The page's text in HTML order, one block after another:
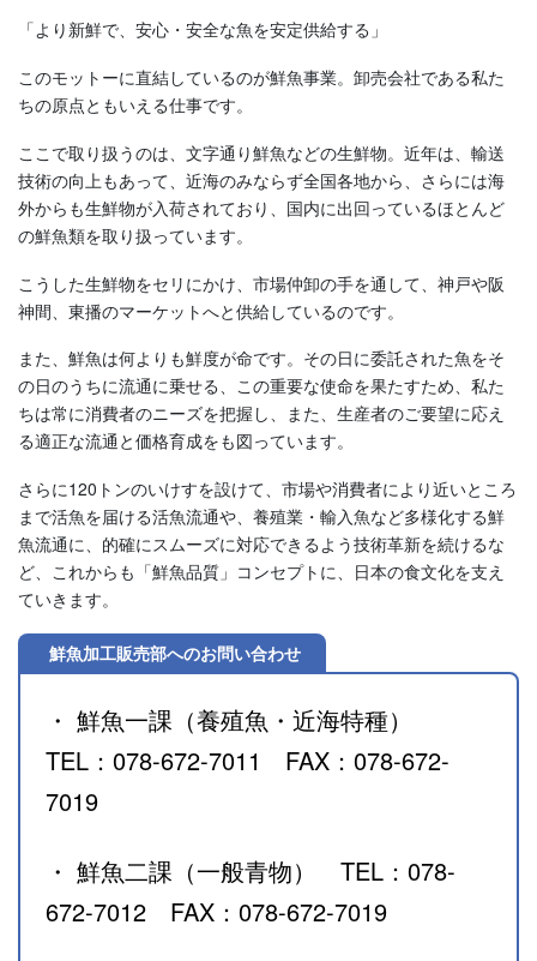
「より新鮮で、安心・安全な魚を安定供給する」
このモットーに直結しているのが鮮魚事業。卸売会社である私た
ちの原点ともいえる仕事です。
ここで取り扱うのは、文字通り鮮魚などの生鮮物。近年は、輸送
技術の向上もあって、近海のみならず全国各地から、さらには海
外からも生鮮物が入荷されており、国内に出回っているほとんど
の鮮魚類を取り扱っています。
こうした生鮮物をセリにかけ、市場仲卸の手を通して、神戸や阪
神間、東播のマーケットへと供給しているのです。
また、鮮魚は何よりも鮮度が命です。その日に委託された魚をそ
の日のうちに流通に乗せる、この重要な使命を果たすため、私た
ちは常に消費者のニーズを把握し、また、生産者のご要望に応え
る適正な流通と価格育成をも図っています。
さらに120トンのいけすを設けて、市場や消費者により近いところ
まで活魚を届ける活魚流通や、養殖業・輸入魚など多様化する鮮
魚流通に、的確にスムーズに対応できるよう技術革新を続けるな
ど、これからも「鮮魚品質」コンセプトに、日本の食文化を支え
ていきます。
鮮魚加工販売部へのお問い合わせ
・ 鮮魚一課（養殖魚・近海特種）
TEL：078-672-7011 FAX：078-672-
7019
・ 鮮魚二課（一般青物） TEL：078-
672-7012 FAX：078-672-7019